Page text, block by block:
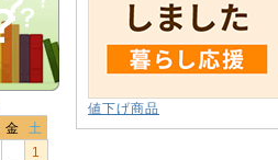
金
土
1
値下げ商品